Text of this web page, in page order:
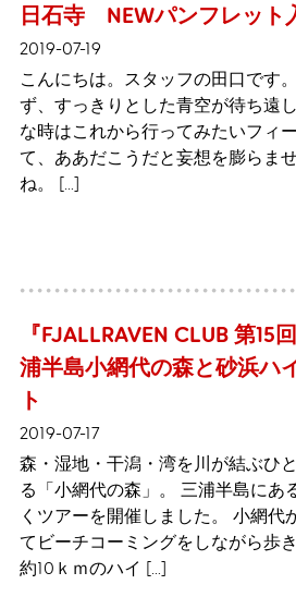
日石寺 NEWパンフレット
2019-07-19
こんにちは。スタッフの田口です
ず、すっきりとした青空が待ち遠
な時はこれから行ってみたいフィ
て、ああだこうだと妄想を膨らま
ね。 […]
『FJALLRAVEN CLUB 第15
浦半島小網代の森と砂浜ハ
ト
2019-07-17
森・湿地・干潟・湾を川が結ぶひ
る「小網代の森」。 三浦半島にあ
くツアーを開催しました。 小網代
てビーチコーミングをしながら歩
約10ｋｍのハイ […]